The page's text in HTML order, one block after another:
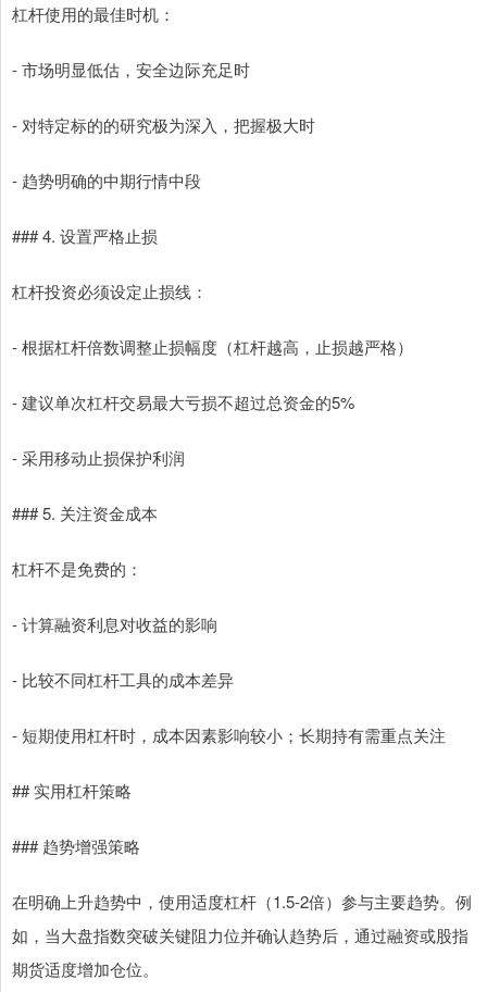
杠杆使用的最佳时机：
- 市场明显低估，安全边际充足时
- 对特定标的的研究极为深入，把握极大时
- 趋势明确的中期行情中段
### 4. 设置严格止损
杠杆投资必须设定止损线：
- 根据杠杆倍数调整止损幅度（杠杆越高，止损越严格）
- 建议单次杠杆交易最大亏损不超过总资金的5%
- 采用移动止损保护利润
### 5. 关注资金成本
杠杆不是免费的：
- 计算融资利息对收益的影响
- 比较不同杠杆工具的成本差异
- 短期使用杠杆时，成本因素影响较小；长期持有需重点关注
## 实用杠杆策略
### 趋势增强策略
在明确上升趋势中，使用适度杠杆（1.5-2倍）参与主要趋势。例
如，当大盘指数突破关键阻力位并确认趋势后，通过融资或股指
期货适度增加仓位。